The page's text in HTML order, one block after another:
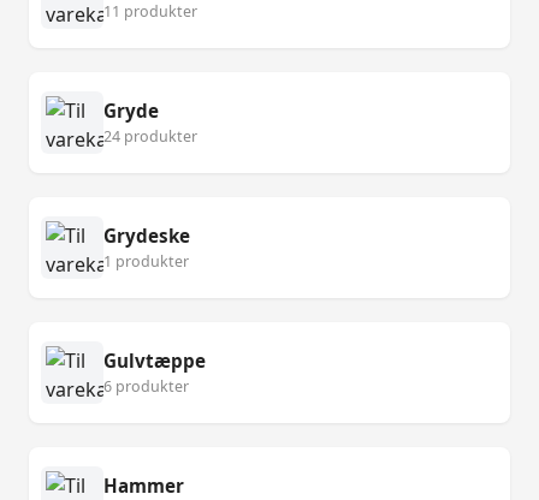
11 produkter
Gryde
24 produkter
Grydeske
1 produkter
Gulvtæppe
6 produkter
Hammer